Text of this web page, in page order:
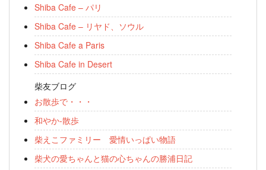
Shiba Cafe – パリ
Shiba Cafe – リヤド、ソウル
Shiba Cafe a Paris
Shiba Cafe in Desert
柴友ブログ
お散歩で・・・
和やか-散歩
柴えこファミリー 愛情いっぱい物語
柴犬の愛ちゃんと猫の心ちゃんの勝浦日記